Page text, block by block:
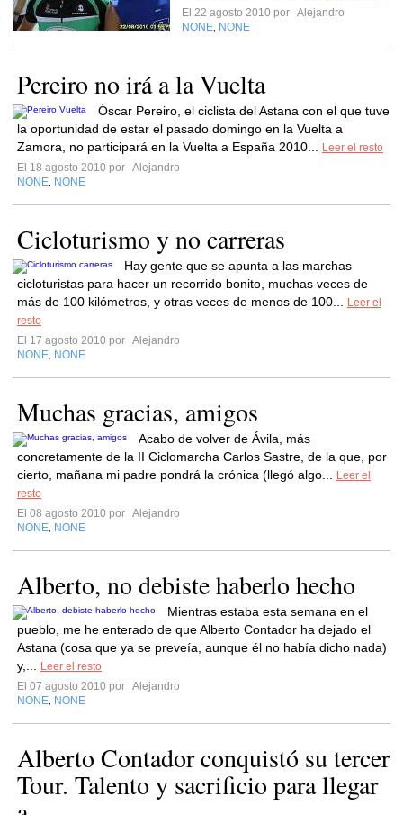
El 22 agosto 2010 por Alejandro
NONE NONE
Pereiro no irá a la Vuelta
Óscar Pereiro, el ciclista del Astana con el que tuve
la oportunidad de estar el pasado domingo en la Vuelta a
Zamora, no participará en la Vuelta a España 2010...
Leer el resto
El 18 agosto 2010 por Alejandro
NONE NONE
Cicloturismo y no carreras
Hay gente que se apunta a las marchas
cicloturistas para hacer un recorrido bonito, muchas veces de
más de 100 kilómetros, y otras veces de menos de 100...
Leer el
resto
El 17 agosto 2010 por Alejandro
NONE NONE
Muchas gracias, amigos
Acabo de volver de Ávila, más
concretamente de la II Ciclomarcha Carlos Sastre, de la que, por
cierto, mañana mi padre pondrá la crónica (llegó algo...
Leer el
resto
El 08 agosto 2010 por Alejandro
NONE NONE
Alberto, no debiste haberlo hecho
Mientras estaba esta semana en el
pueblo, me he enterado de que Alberto Contador ha dejado el
Astana (cosa que ya se preveía, aunque él no había dicho nada)
y,...
Leer el resto
El 07 agosto 2010 por Alejandro
NONE NONE
Alberto Contador conquistó su tercer
Tour. Talento y sacrificio para llegar